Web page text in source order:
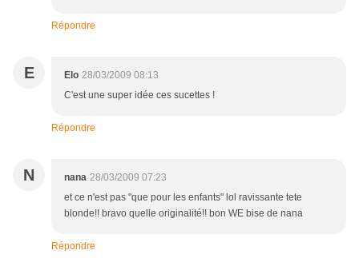
Répondre
E Elo 28/03/2009 08:13
C'est une super idée ces sucettes !
Répondre
N nana 28/03/2009 07:23
et ce n'est pas "que pour les enfants" lol ravissante tete
blonde!! bravo quelle originalité!! bon WE bise de nana
Répondre